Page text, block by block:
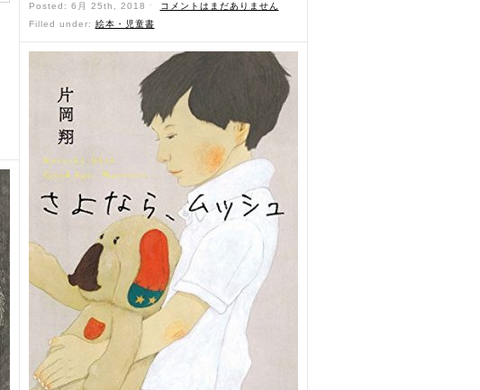
Posted: 6月 25th, 2018 ˑ
コメントはまだありません
Filled under: 絵本・児童書